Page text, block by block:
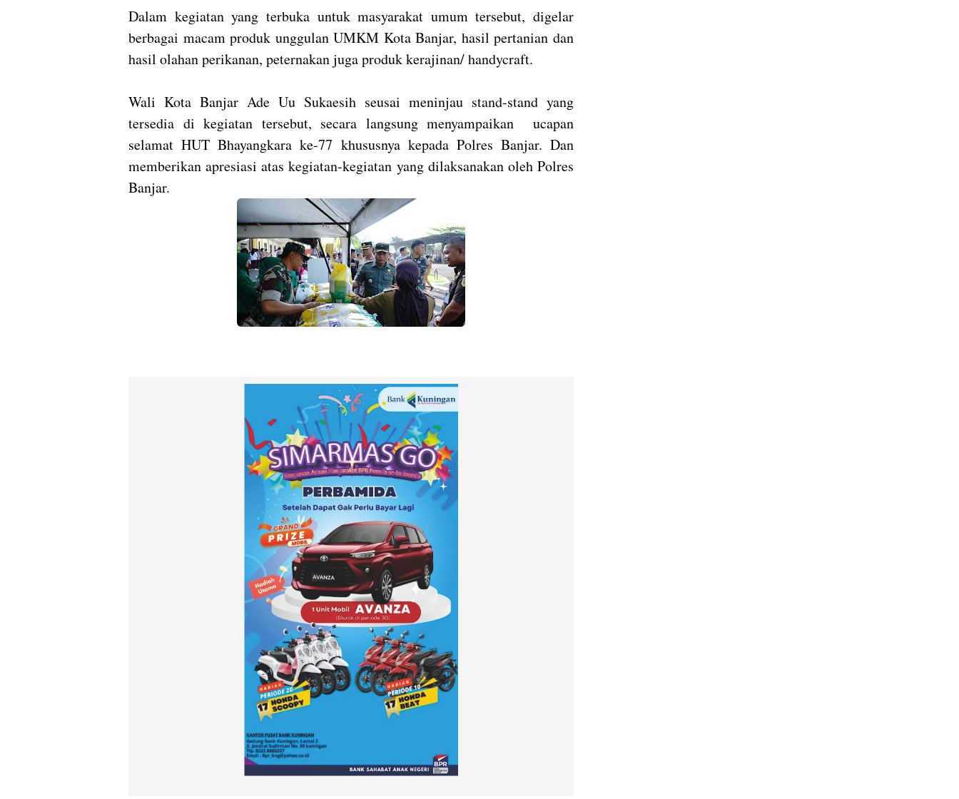
Dalam kegiatan yang terbuka untuk masyarakat umum tersebut, digelar
berbagai macam produk unggulan UMKM Kota Banjar, hasil pertanian dan
hasil olahan perikanan, peternakan juga produk kerajinan/ handycraft.
Wali Kota Banjar Ade Uu Sukaesih seusai meninjau stand-stand yang
tersedia di kegiatan tersebut, secara langsung menyampaikan ucapan
selamat HUT Bhayangkara ke-77 khususnya kepada Polres Banjar. Dan
memberikan apresiasi atas kegiatan-kegiatan yang dilaksanakan oleh Polres
Banjar.